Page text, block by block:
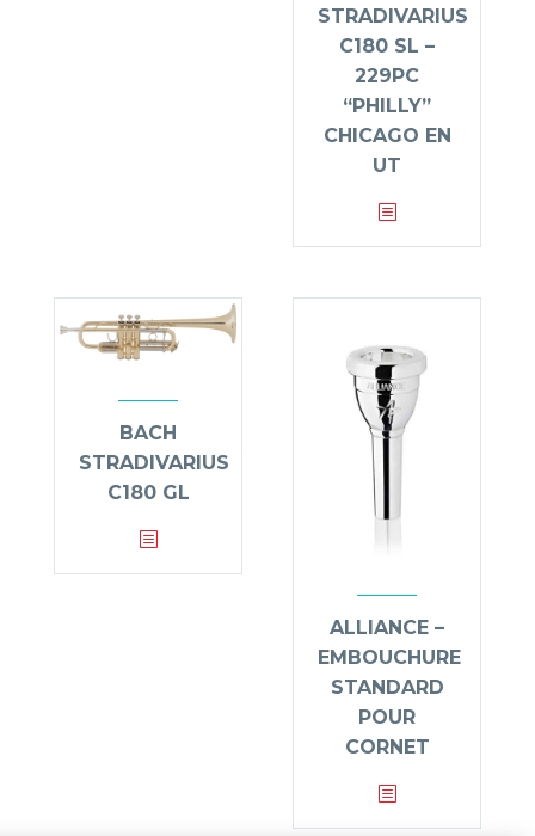
STRADIVARIUS
C180 SL –
229PC
“PHILLY”
CHICAGO EN
UT
BACH
STRADIVARIUS
C180 GL
ALLIANCE –
EMBOUCHURE
STANDARD
POUR
CORNET